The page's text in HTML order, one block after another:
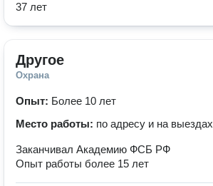
37 лет
Другое
Охрана
Опыт: Более 10 лет
Место работы: по адресу и на выездах
Заканчивал Академию ФСБ РФ
Опыт работы более 15 лет